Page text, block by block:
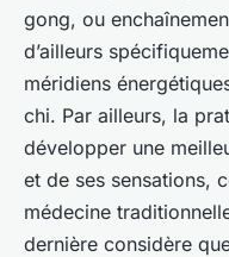
gong, ou
d’ailleurs
méridiens
chi. Par ailleurs, la
développer une
et de ses sensations,
médecine
dernière considère